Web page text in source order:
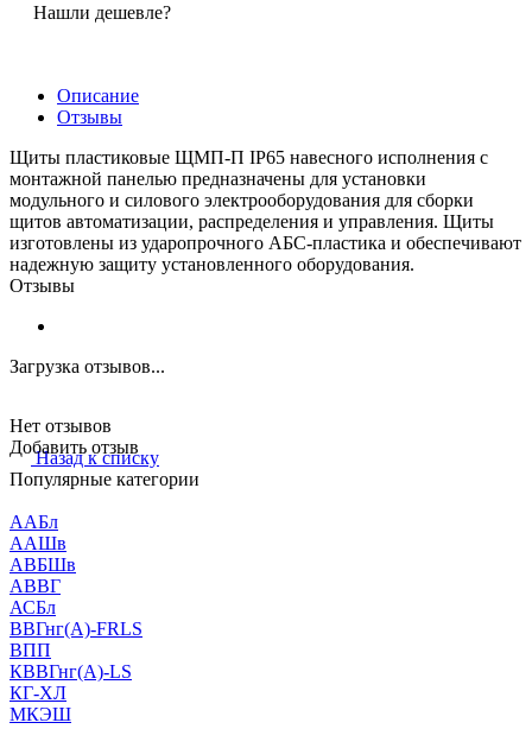
Нашли дешевле?
Описание
Отзывы
Щиты пластиковые ЩМП-П IP65 навесного исполнения с
монтажной панелью предназначены для установки
модульного и силового электрооборудования для сборки
щитов автоматизации, распределения и управления. Щиты
изготовлены из ударопрочного АБС-пластика и обеспечивают
надежную защиту установленного оборудования.
Отзывы
Загрузка отзывов...
Нет отзывов
Добавить отзыв
Назад к списку
Популярные категории
ААБл
ААШв
АВБШв
АВВГ
АСБл
ВВГнг(А)-FRLS
ВПП
КВВГнг(А)-LS
КГ-ХЛ
МКЭШ